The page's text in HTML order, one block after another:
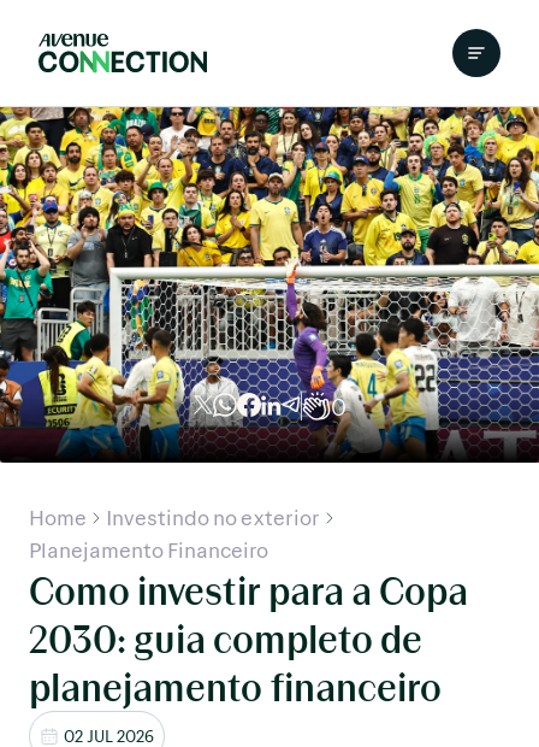
0
Home
Investindo no exterior
Planejamento Financeiro
Como investir para a Copa
2030: guia completo de
planejamento financeiro
02 JUL 2026